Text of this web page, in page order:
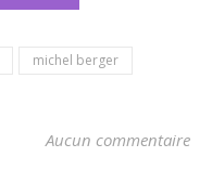
michel berger
Aucun commentaire